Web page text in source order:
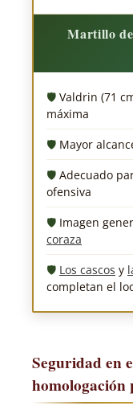
Martillo
Valdrin (71
máxima
Mayor
Adecuado
ofensiva
Imagen
coraza
Los cascos y
completan el
Seguridad en